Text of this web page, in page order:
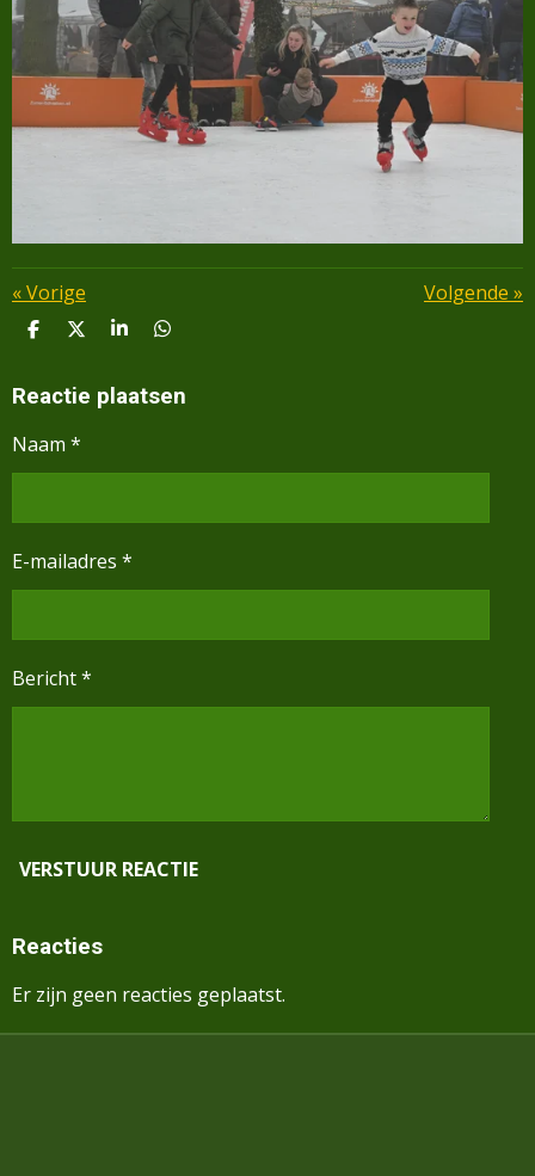
«Vorige Volgende »
D
E
D
L
S
R
D
E
Reactie plaatsen
Naam *
E-mailadres *
Bericht *
VERSTUUR REACTIE
Reacties
Er zijn geen reacties geplaatst.